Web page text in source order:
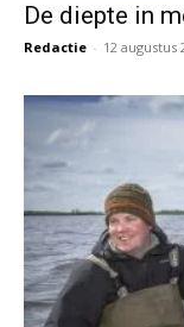
De diepte in
Redactie - 12 augustus